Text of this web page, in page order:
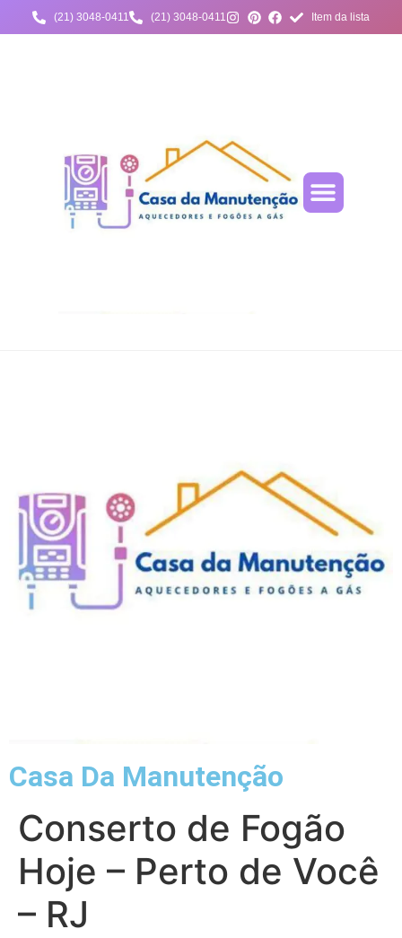
(21) 3048-0411 (21) 3048-0411 Item da lista
Casa Da Manutenção
Conserto de Fogão
Hoje – Perto de Você
– RJ